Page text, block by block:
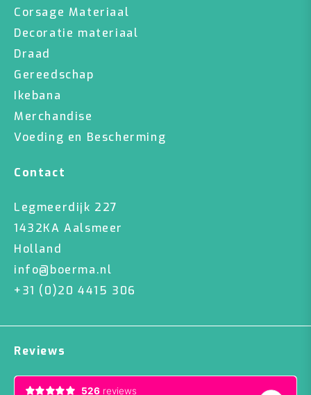
Corsage Materiaal
Decoratie materiaal
Draad
Gereedschap
Ikebana
Merchandise
Voeding en Bescherming
Contact
Legmeerdijk 227
1432KA Aalsmeer
Holland
info@boerma.nl
+31 (0)20 4415 306
Reviews